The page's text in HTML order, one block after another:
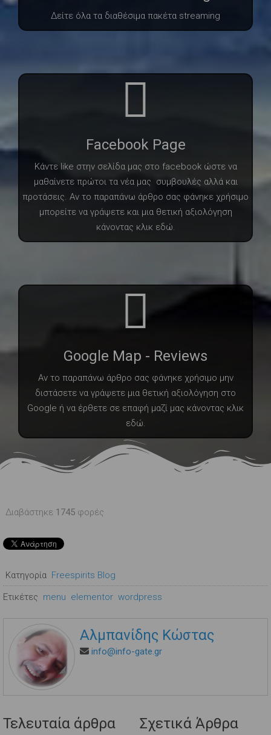
Δείτε όλα τα διαθέσιμα πακέτα streaming
Facebook Page
Κάντε like στην σελίδα μας στο facebook ώστε να
μαθαίνετε πρώτοι τα νέα μας συμβουλές αλλά και
προτάσεις. Αν το παραπάνω άρθρο σας φάνηκε χρήσιμο
μπορείτε να γράψετε και μια θετική αξιολόγηση
κάνοντας κλικ εδώ.
Google Map - Reviews
Αν το παραπάνω άρθρο σας φάνηκε χρήσιμο μην
διστάσετε να γράψετε μια θετική αξιολόγηση στο
Google ή να έρθετε σε επαφή μαζί μας κάνοντας κλικ
εδώ.
Διαβάστηκε 1745 φορές
Κατηγορία Freespirits Blog
Ετικέτες menu elementor wordpress
Αλμπανίδης Κώστας
info@info-gate.gr
Τελευταία άρθρα
Σχετικά Άρθρα